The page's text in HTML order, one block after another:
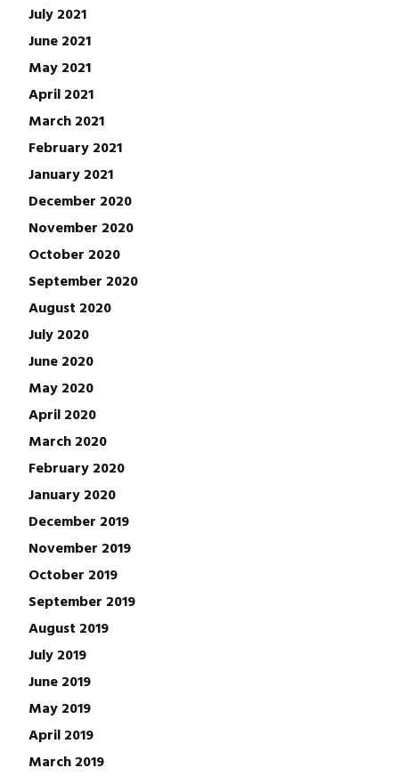
July 2021
June 2021
May 2021
April 2021
March 2021
February 2021
January 2021
December 2020
November 2020
October 2020
September 2020
August 2020
July 2020
June 2020
May 2020
April 2020
March 2020
February 2020
January 2020
December 2019
November 2019
October 2019
September 2019
August 2019
July 2019
June 2019
May 2019
April 2019
March 2019